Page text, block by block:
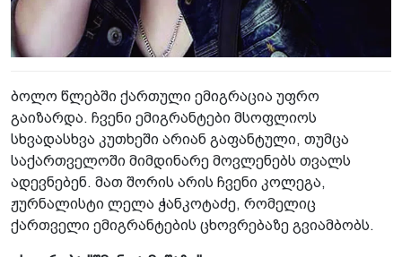
ბოლო წლებში ქართული ემიგრაცია უფრო
გაიზარდა. ჩვენი ემიგრანტები მსოფლიოს
სხვადასხვა კუთხეში არიან გაფანტული, თუმცა
საქართველოში მიმდინარე მოვლენებს თვალს
ადევნებენ. მათ შორის არის ჩვენი კოლეგა,
ჟურნალისტი ლელა ჭანკოტაძე, რომელიც
ქართველი ემიგრანტების ცხოვრებაზე გვიამბობს.